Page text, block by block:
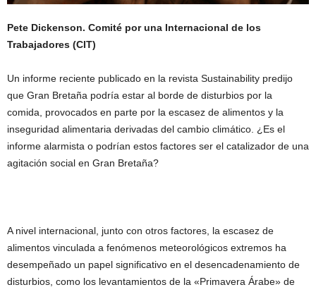
Pete Dickenson. Comité por una Internacional de los
Trabajadores (CIT)
Un informe reciente publicado en la revista Sustainability predijo
que Gran Bretaña podría estar al borde de disturbios por la
comida, provocados en parte por la escasez de alimentos y la
inseguridad alimentaria derivadas del cambio climático. ¿Es el
informe alarmista o podrían estos factores ser el catalizador de una
agitación social en Gran Bretaña?
A nivel internacional, junto con otros factores, la escasez de
alimentos vinculada a fenómenos meteorológicos extremos ha
desempeñado un papel significativo en el desencadenamiento de
disturbios, como los levantamientos de la «Primavera Árabe» de